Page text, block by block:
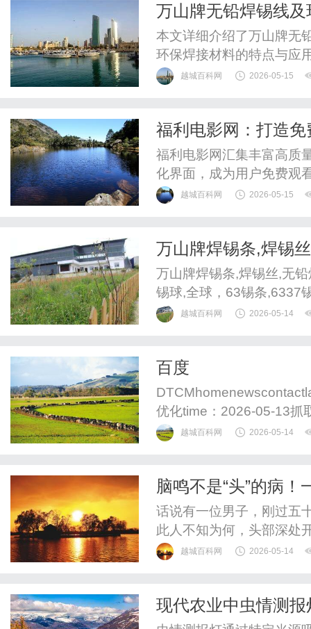
万山牌无铅焊锡线
本文详细介绍了万山牌无
环保焊接材料的特点与应
用。越城百科网 2026-05-15
福利电影网：打造
福利电影网汇集丰富高质
化界面，成为用户免费观
越城百科网 2026-05-15
万山牌焊锡条,焊锡
铅焊锡线,无铅焊锡
万山牌焊锡条,焊锡丝,无
锡球,全球，63锡条,6337
越城百科网 2026-05-14
百度
优化time：2026-05-13抓
具，检查蜘蛛是否被防火
越城百科网 2026-05-14
脑鸣不是“头”的病！
话说有一位男子，刚过五
此人不知为何，头部深处
鸣，又似蚊虫聚集。虽然
力大时，声音更是震得脑
越城百科网 2026-05-14
现代农业中虫情测